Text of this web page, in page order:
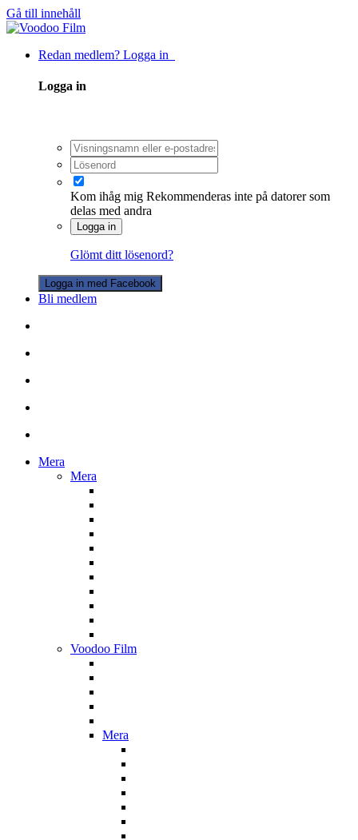
Gå till innehåll
Redan medlem? Logga in
Logga in
Kom ihåg mig Rekommenderas inte på datorer som
delas med andra
Logga in
Glömt ditt lösenord?
Logga in med Facebook
Bli medlem
Mera
Mera
Voodoo Film
Mera